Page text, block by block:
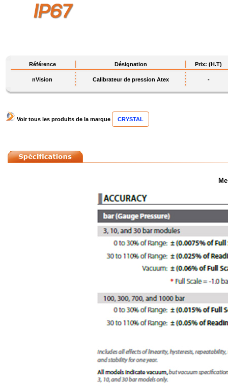
Référence Désignation Prix: (H.T)
nVision Calibrateur de pression Atex -
Voir tous les produits de la marque CRYSTAL